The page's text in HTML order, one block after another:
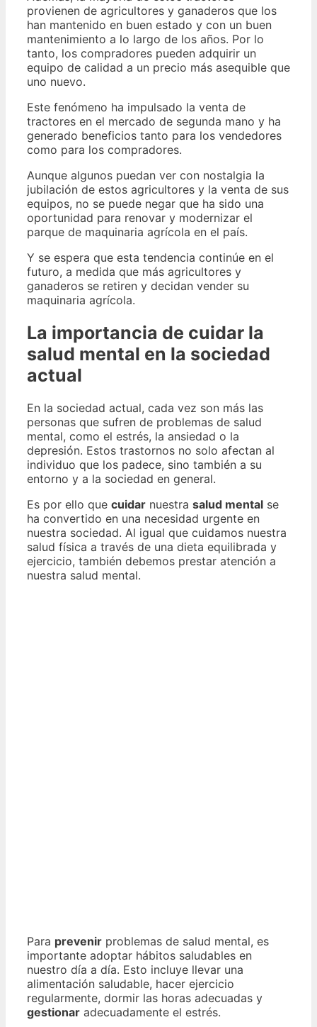
provienen de agricultores y ganaderos que los
han mantenido en buen estado y con un buen
mantenimiento a lo largo de los años. Por lo
tanto, los compradores pueden adquirir un
equipo de calidad a un precio más asequible que
uno nuevo.
Este fenómeno ha impulsado la venta de
tractores en el mercado de segunda mano y ha
generado beneficios tanto para los vendedores
como para los compradores.
Aunque algunos puedan ver con nostalgia la
jubilación de estos agricultores y la venta de sus
equipos, no se puede negar que ha sido una
oportunidad para renovar y modernizar el
parque de maquinaria agrícola en el país.
Y se espera que esta tendencia continúe en el
futuro, a medida que más agricultores y
ganaderos se retiren y decidan vender su
maquinaria agrícola.
La importancia de cuidar la
salud mental en la sociedad
actual
En la sociedad actual, cada vez son más las
personas que sufren de problemas de salud
mental, como el estrés, la ansiedad o la
depresión. Estos trastornos no solo afectan al
individuo que los padece, sino también a su
entorno y a la sociedad en general.
Es por ello que cuidar nuestra salud mental se
ha convertido en una necesidad urgente en
nuestra sociedad. Al igual que cuidamos nuestra
salud física a través de una dieta equilibrada y
ejercicio, también debemos prestar atención a
nuestra salud mental.
Para prevenir problemas de salud mental, es
importante adoptar hábitos saludables en
nuestro día a día. Esto incluye llevar una
alimentación saludable, hacer ejercicio
regularmente, dormir las horas adecuadas y
gestionar adecuadamente el estrés.